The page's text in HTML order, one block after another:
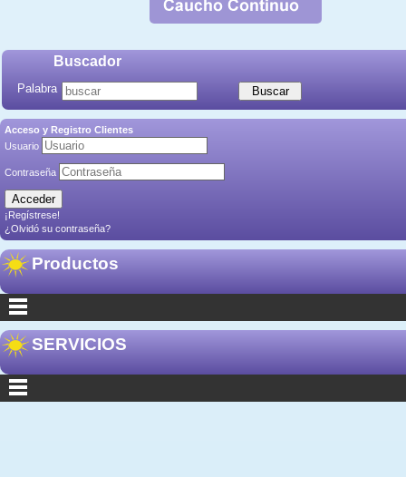
Buscador
Palabra
Acceso y Registro Clientes
Usuario
Contraseña
¡Regístrese!
¿Olvidó su contraseña?
Productos
SERVICIOS